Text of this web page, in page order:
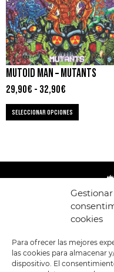
Gestionar
cookies
Para ofrecer las mejores
las cookies para almacenar
dispositivo. El
MUTOID MAN – MUTANTS
29,90€ - 32,90€
SELECCIONAR OPCIONES
LEGAL
POLÍTICA DE
PRIVACIDAD